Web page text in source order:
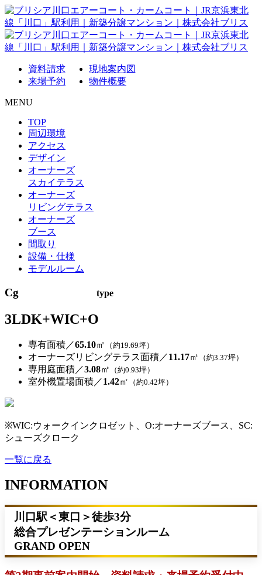
資料請求
来場予約
現地案内図
物件概要
MENU
TOP
周辺環境
アクセス
デザイン
オーナーズ
スカイテラス
オーナーズ
リビングテラス
オーナーズ
ブース
間取り
設備・仕様
モデルルーム
Cg type
3LDK+WIC+O
専有面積／65.10㎡ （約19.69坪）
オーナーズリビングテラス面積／11.17㎡ （約3.37坪）
専用庭面積／3.08㎡ （約0.93坪）
室外機置場面積／1.42㎡ （約0.42坪）
※WIC:ウォークインクロゼット、O:オーナーズブース、SC:
シューズクローク
一覧に戻る
INFORMATION
川口駅＜東口＞徒歩3分
総合プレゼンテーションルーム
GRAND OPEN